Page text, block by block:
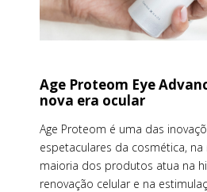
Age Proteom Eye
nova era ocular
Age Proteom é uma das
espetaculares da cosmética,
maioria dos produtos atua na
renovação celular e na